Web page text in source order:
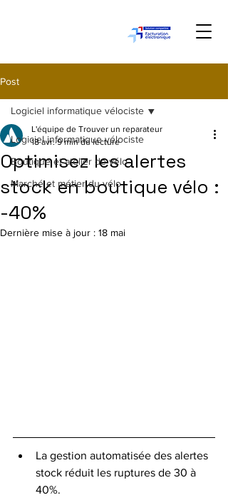
Post
Logiciel informatique vélociste
Boutique et atelier de vélo
Marché et métier du vélo
Logiciel informatique vélociste
Optimisez les alertes
stock en boutique vélo :
-40%
L'équipe de Trouver un reparateur
18 avr. 9 min de lecture
Dernière mise à jour : 18 mai
La gestion automatisée des alertes
stock réduit les ruptures de 30 à
40%.